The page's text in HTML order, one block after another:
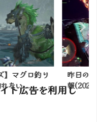
マグロ釣り
い...
昨日の夜
報(2023年
ト広告を利用し